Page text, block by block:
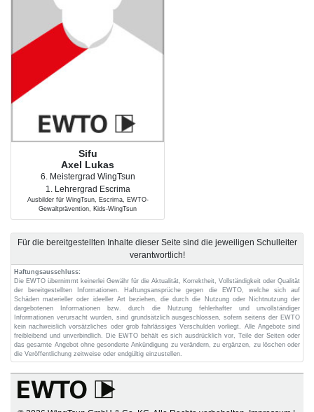
Sifu
Axel Lukas
6. Meistergrad WingTsun
1. Lehrergrad Escrima
Ausbilder für WingTsun, Escrima, EWTO-
Gewaltprävention, Kids-WingTsun
Für die bereitgestellten Inhalte dieser Seite sind die jeweiligen Schulleiter
verantwortlich!
Haftungsausschluss:
Die EWTO übernimmt keinerlei Gewähr für die Aktualität, Korrektheit, Vollständigkeit oder Qualität
der bereitgestellten Informationen. Haftungsansprüche gegen die EWTO, welche sich auf
Schäden materieller oder ideeller Art beziehen, die durch die Nutzung oder Nichtnutzung der
dargebotenen Informationen bzw. durch die Nutzung fehlerhafter und unvollständiger
Informationen verursacht wurden, sind grundsätzlich ausgeschlossen, sofern seitens der EWTO
kein nachweislich vorsätzliches oder grob fahrlässiges Verschulden vorliegt. Alle Angebote sind
freibleibend und unverbindlich. Die EWTO behält es sich ausdrücklich vor, Teile der Seiten oder
das gesamte Angebot ohne gesonderte Ankündigung zu verändern, zu ergänzen, zu löschen oder
die Veröffentlichung zeitweise oder endgültig einzustellen.